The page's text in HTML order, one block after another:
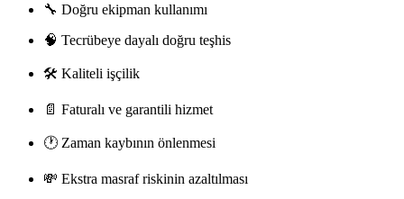
🔧 Doğru ekipman kullanımı
🧠 Tecrübeye dayalı doğru teşhis
🛠 Kaliteli işçilik
📄 Faturalı ve garantili hizmet
🕐 Zaman kaybının önlenmesi
💸 Ekstra masraf riskinin azaltılması